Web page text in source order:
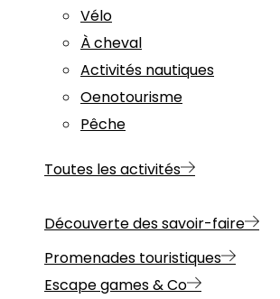
Vélo
À cheval
Activités nautiques
Oenotourisme
Pêche
Toutes les activités
Découverte des savoir-faire
Promenades touristiques
Escape games & Co